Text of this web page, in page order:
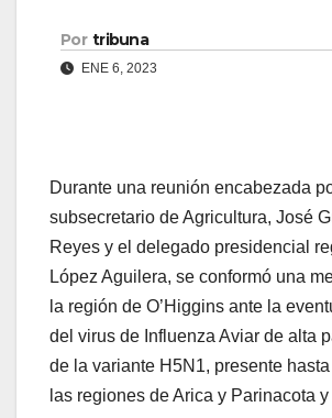
Por tribuna
ENE 6, 2023
Durante una reunión encabezada
subsecretario de Agricultura, José
Reyes y el delegado presidencial
López Aguilera, se conformó una
la región de O’Higgins ante la
del virus de Influenza Aviar de alta
de la variante H5N1, presente
las regiones de Arica y Parinacota